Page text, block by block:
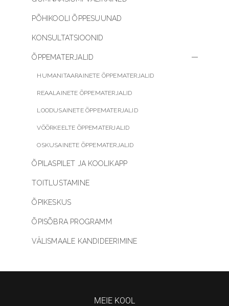
PÕHIKOOLI ÕPPESUUNAD
KONSULTATSIOONID
ÕPPEMATERJALID
HUMANITAARAINETE ÕPPEMATERJALID
REAALAINETE ÕPPEMATERJALID
LOODUSAINETE ÕPPEMATERJALID
VÕÕRKEELTE ÕPPEMATERJALID
OSKUSAINETE ÕPPEMATERJALID
ÕPILASPILET JA KOOLIKAPP
TOITLUSTAMINE
ÕPIKESKUS
ÕPISÕBRA PROGRAMM
VÄLISMAALE KANDIDEERIMINE
MEIE KOOL